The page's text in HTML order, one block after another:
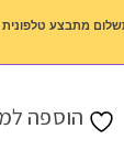
הוספה